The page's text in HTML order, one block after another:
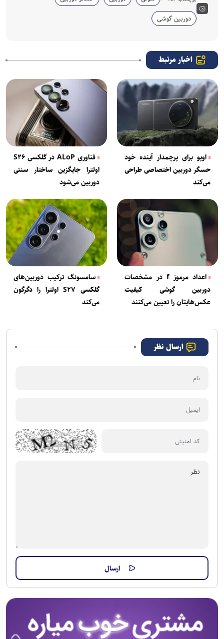
دوربین گوشی
اخبار مرتبط
اوپو برای پرچمدار آینده خود
حسگر دوربین اختصاصی طراحی
می‌کند
فناوری ALoP در گلکسی S۲۶
اولترا جایگزین ساختار سنتی
دوربین می‌شود
اعداد مرموز f در مشخصات
دوربین گوشی کیفیت
عکس‌هایتان را تعیین می‌کنند
سامسونگ ترکیب دوربین‌های
گلکسی S۲۷ اولترا را دگرگون
می‌کند
ارسال نظر